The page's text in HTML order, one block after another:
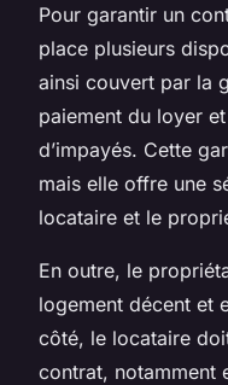
Pour garantir un
place plusieurs
ainsi couvert par la
paiement du loyer
d’impayés. Cette
mais elle offre une
locataire et le
En outre, le
logement décent et
côté, le locataire
contrat, notamment